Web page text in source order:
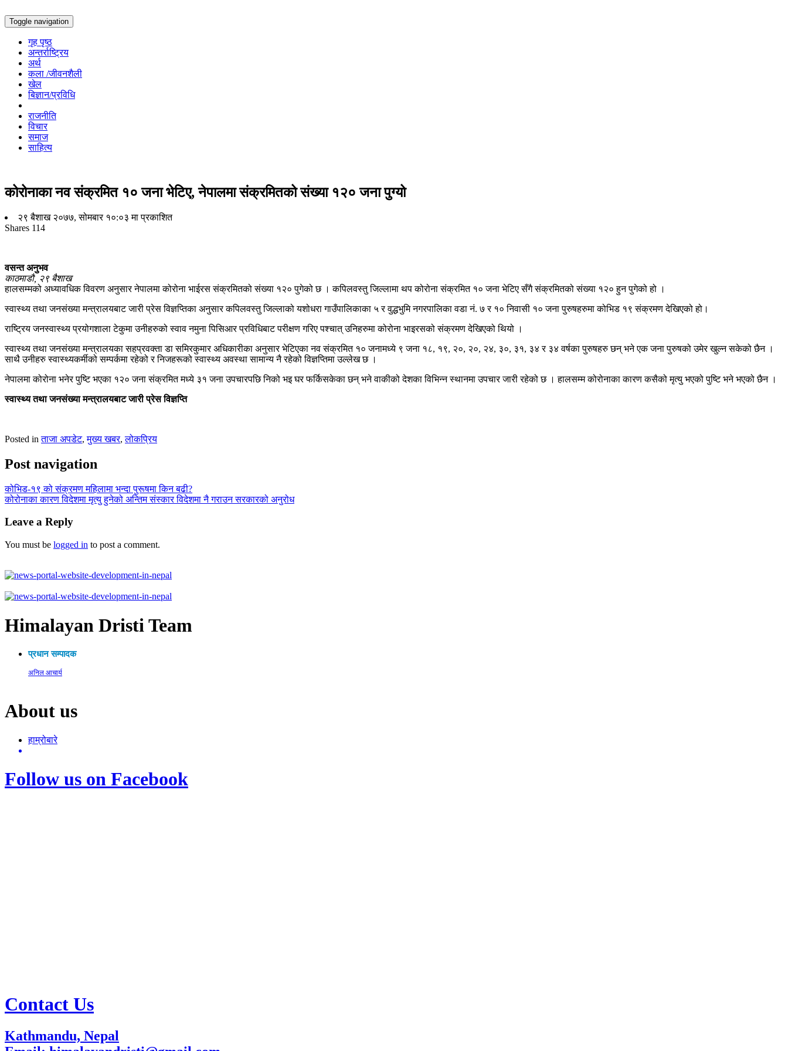
Toggle navigation
गृह पृष्ठ
अन्तर्राष्ट्रिय
अर्थ
कला /जीवनशैली
खेल
बिज्ञान/प्रविधि
राजनीति
विचार
समाज
साहित्य
कोरोनाका नव संक्रमित १० जना भेटिए, नेपालमा संक्रमितको संख्या १२० जना पुग्यो
२९ बैशाख २०७७, सोमबार १०:०३ मा प्रकाशित
Shares 114
वसन्त अनुभव
काठमाडौ, २९ बैशाख
हालसम्मको अध्यावधिक विवरण अनुसार नेपालमा कोरोना भाईरस संक्रमितको संख्या १२० पुगेको छ । कपिलवस्तु जिल्लामा थप कोरोना संक्रमित १० जना भेटिए सँगै संक्रमितको संख्या १२० हुन पुगेको हो ।
स्वास्थ्य तथा जनसंख्या मन्त्रालयबाट जारी प्रेस विज्ञप्तिका अनुसार कपिलवस्तु जिल्लाको यशोधरा गाउँपालिकाका ५ र वुद्धभुमि नगरपालिका वडा नं. ७ र १० निवासी १० जना पुरुषहरुमा कोभिड १९ संक्रमण देखिएको हो।
राष्ट्रिय जनस्वास्थ्य प्रयोगशाला टेकुमा उनीहरुको स्वाव नमुना पिसिआर प्रविधिबाट परीक्षण गरिए पश्चात् उनिहरुमा कोरोना भाइरसको संक्रमण देखिएको थियो ।
स्वास्थ्य तथा जनसंख्या मन्त्रालयका सहप्रवक्ता डा समिरकुमार अधिकारीका अनुसार भेटिएका नव संक्रमित १० जनामध्ये ९ जना १८, १९, २०, २०, २४, ३०, ३१, ३४ र ३४ वर्षका पुरुषहरु छन् भने एक जना पुरुषको उमेर खुल्न सकेको छैन ।
साथै उनीहरु स्वास्थ्यकर्मीको सम्पर्कमा रहेको र निजहरूको स्वास्थ्य अवस्था सामान्य नै रहेको विज्ञप्तिमा उल्लेख छ ।
नेपालमा कोरोना भनेर पुष्टि भएका १२० जना संक्रमित मध्ये ३१ जना उपचारपछि निको भइ घर फर्किसकेका छन् भने वाकीको देशका विभिन्न स्थानमा उपचार जारी रहेको छ । हालसम्म कोरोनाका कारण कसैको मृत्यु भएको पुष्टि भने भएको छैन ।
स्वास्थ्य तथा जनसंख्या मन्त्रालयबाट जारी प्रेस विज्ञप्ति
Posted inताजा अपडेट,मुख्य खबर,लोकप्रिय
Post navigation
कोभिड-१९ को संक्रमण महिलामा भन्दा पुरूषमा किन बढी?
कोरोनाका कारण विदेशमा मृत्यु हुनेको अन्तिम संस्कार विदेशमा नै गराउन सरकारको अनुरोध
Leave a Reply
You must be logged in to post a comment.
Himalayan Dristi Team
प्रधान सम्पादक
अनिल आचार्य
About us
हाम्रोबारे
Follow us on Facebook
Contact Us
Kathmandu, Nepal